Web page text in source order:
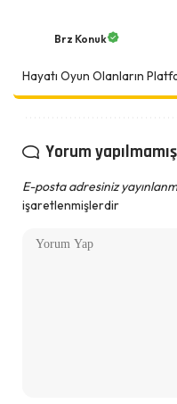
Brz Konuk
Hayatı Oyun Olanların
Yorum yapılmamış
E-posta adresiniz
işaretlenmişlerdir